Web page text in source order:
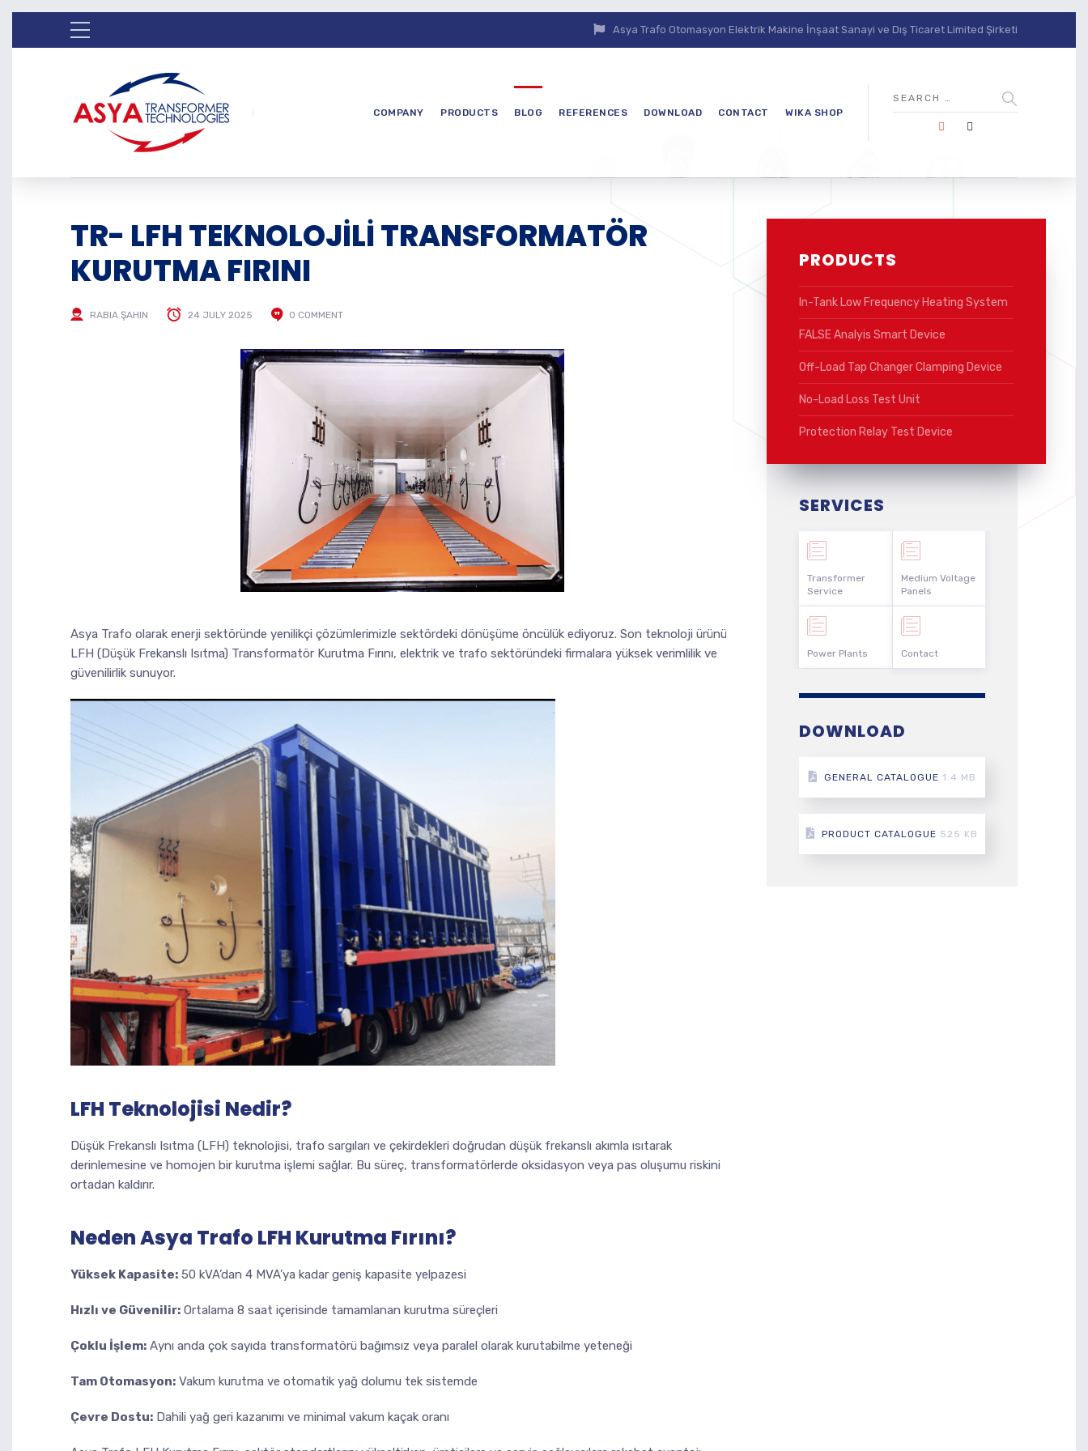
Asya Trafo Otomasyon Elektrik Makine İnşaat Sanayi ve Dış Ticaret Limited Şirketi
COMPANY PRODUCTS BLOG REFERENCES DOWNLOAD CONTACT WIKA SHOP
TR- LFH TEKNOLOJİLİ TRANSFORMATÖR
KURUTMA FIRINI
RABIA ŞAHIN 24 JULY 2025 0 COMMENT
Asya Trafo olarak enerji sektöründe yenilikçi çözümlerimizle sektördeki dönüşüme öncülük ediyoruz. Son teknoloji ürünü
LFH (Düşük Frekanslı Isıtma) Transformatör Kurutma Fırını, elektrik ve trafo sektöründeki firmalara yüksek verimlilik ve
güvenilirlik sunuyor.
LFH Teknolojisi Nedir?
Düşük Frekanslı Isıtma (LFH) teknolojisi, trafo sargıları ve çekirdekleri doğrudan düşük frekanslı akımla ısıtarak
derinlemesine ve homojen bir kurutma işlemi sağlar. Bu süreç, transformatörlerde oksidasyon veya pas oluşumu riskini
ortadan kaldırır.
Neden Asya Trafo LFH Kurutma Fırını?
Yüksek Kapasite: 50 kVA’dan 4 MVA’ya kadar geniş kapasite yelpazesi
Hızlı ve Güvenilir: Ortalama 8 saat içerisinde tamamlanan kurutma süreçleri
Çoklu İşlem: Aynı anda çok sayıda transformatörü bağımsız veya paralel olarak kurutabilme yeteneği
Tam Otomasyon: Vakum kurutma ve otomatik yağ dolumu tek sistemde
Çevre Dostu: Dahili yağ geri kazanımı ve minimal vakum kaçak oranı
PRODUCTS
In-Tank Low Frequency Heating System
FALSE Analyis Smart Device
Off-Load Tap Changer Clamping Device
No-Load Loss Test Unit
Protection Relay Test Device
SERVICES
Transformer
Service
Power Plants
Medium Voltage
Panels
Contact
DOWNLOAD
GENERAL CATALOGUE 1.4 MB
PRODUCT CATALOGUE 525 KB